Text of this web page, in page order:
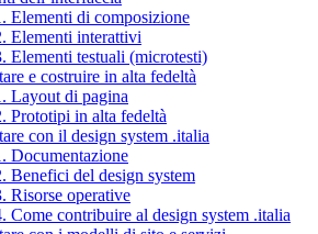
Elementi di composizione
Elementi interattivi
Elementi testuali (microtesti)
e costruire in alta fedeltà
Layout di pagina
Prototipi in alta fedeltà
con il design system .italia
Documentazione
Benefici del design system
Risorse operative
Come contribuire al design system .italia